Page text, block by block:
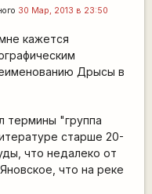
30 Мар, 2013 в 23:50
кажется
Дрысы в
термины "группа
старше 20-
что недалеко от
что на реке